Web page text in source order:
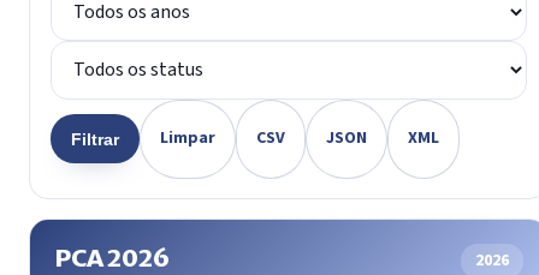
Filtrar Limpar CSV JSON XML
PCA 2026 2026